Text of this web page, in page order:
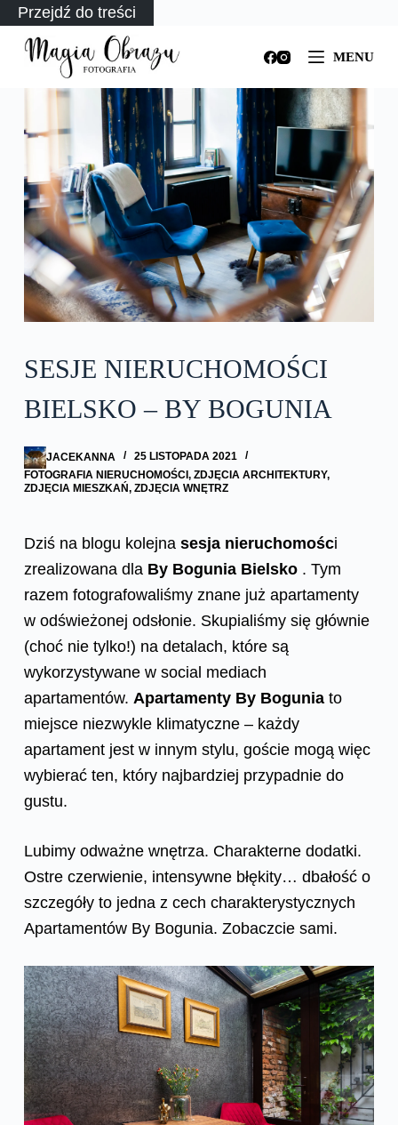
Przejdź do treści
MENU
SESJE NIERUCHOMOŚCI
BIELSKO – BY BOGUNIA
JACEKANNA
25 LISTOPADA 2021
FOTOGRAFIA NIERUCHOMOŚCI, ZDJĘCIA ARCHITEKTURY,
ZDJĘCIA MIESZKAŃ, ZDJĘCIA WNĘTRZ
Dziś na blogu kolejna sesja nieruchomości
zrealizowana dla By Bogunia Bielsko. Tym
razem fotografowaliśmy znane już apartamenty
w odświeżonej odsłonie. Skupialiśmy się głównie
(choć nie tylko!) na detalach, które są
wykorzystywane w social mediach
apartamentów. Apartamenty By Bogunia to
miejsce niezwykle klimatyczne – każdy
apartament jest w innym stylu, goście mogą więc
wybierać ten, który najbardziej przypadnie do
gustu.
Lubimy odważne wnętrza. Charakterne dodatki.
Ostre czerwienie, intensywne błękity… dbałość o
szczegóły to jedna z cech charakterystycznych
Apartamentów By Bogunia. Zobaczcie sami.